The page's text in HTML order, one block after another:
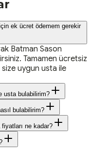
ek ücret ödemem gerekir
Batman Sason
Tamamen ücretsiz
uygun usta ile
usta bulabilirim?
bulabilirim?
ne kadar?